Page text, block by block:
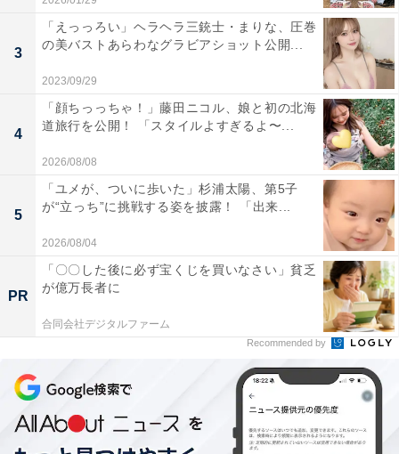
3
「えっっろい」ヘラヘラ三銃士・まりな、圧巻
の美バストあらわなグラビアショット公開...
2023/09/29
4
「顔ちっっちゃ！」藤田ニコル、娘と初の北海
道旅行を公開！ 「スタイルよすぎるよ〜...
2026/08/08
5
「ユメが、ついに歩いた」杉浦太陽、第5子
が“立っち”に挑戦する姿を披露！ 「出来...
2026/08/04
PR
「〇〇した後に必ず宝くじを買いなさい」貧乏
が億万長者に
合同会社デジタルファーム
Recommended by